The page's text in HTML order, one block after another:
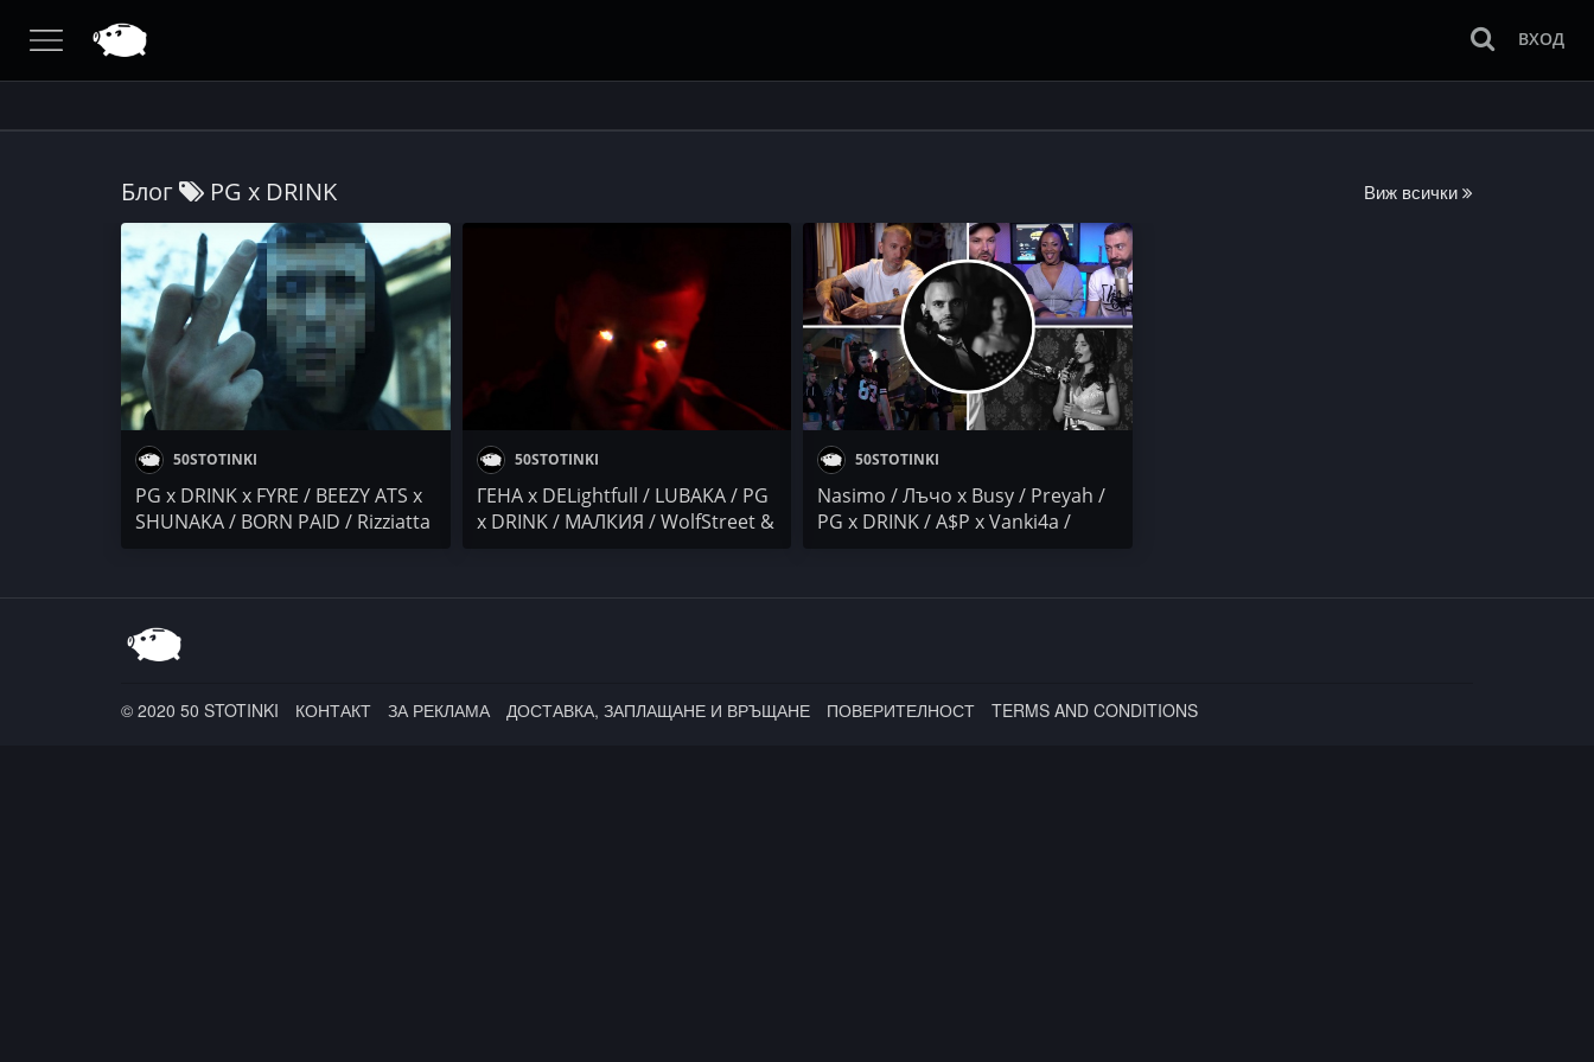
ВХОД
Блог PG x DRINK Виж всички
50STOTINKI
PG x DRINK x FYRE / BEEZY ATS x
SHUNAKA / BORN PAID / Rizziatta
50STOTINKI
ГЕНА x DELightfull / LUBAKA / PG
x DRINK / МАЛКИЯ / WolfStreet &
50STOTINKI
Nasimo / Лъчо x Busy / Preyah /
PG x DRINK / A$P x Vanki4a /
© 2020 50 STOTINKI КОНТАКТ ЗА РЕКЛАМА ДОСТАВКА, ЗАПЛАЩАНЕ И ВРЪЩАНЕ ПОВЕРИТЕЛНОСТ TERMS AND CONDITIONS